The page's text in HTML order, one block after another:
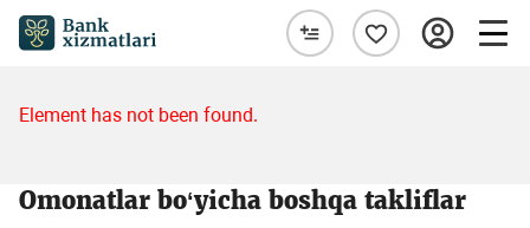
Element has not been found.
Omonatlar bo‘yicha boshqa takliflar